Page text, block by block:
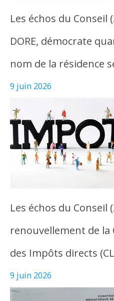
Les échos du Conseil
DORE, démocrate
nom de la résidence
9 juin 2026
Les échos du Conseil
renouvellement de la
des Impôts directs
9 juin 2026